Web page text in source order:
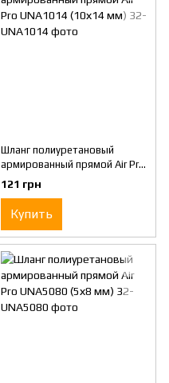
Шланг полиуретановый
армированный прямой Air Pro
UNA1014 (10х14 мм)
121 грн
Купить